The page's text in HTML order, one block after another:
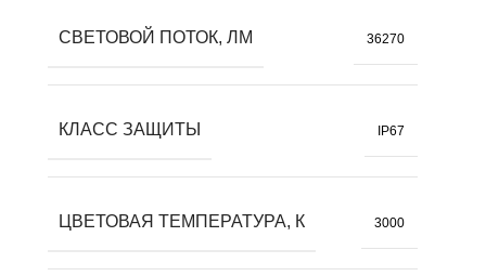
СВЕТОВОЙ ПОТОК, ЛМ 36270
КЛАСС ЗАЩИТЫ IP67
ЦВЕТОВАЯ ТЕМПЕРАТУРА, К 3000